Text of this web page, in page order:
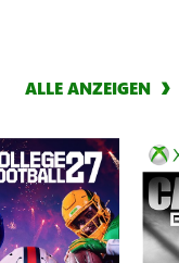
ALLE ANZEIGEN